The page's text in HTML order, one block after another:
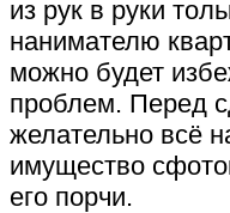
из рук в руки
нанимателю
можно будет
проблем. Перед
желательно всё
имущество
его порчи.